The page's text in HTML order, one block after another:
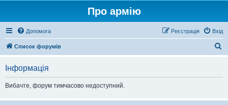
Про армію
Допомога Вхід
Реєстрація
Список форумів
Інформація
Вибачте, форум тимчасово недоступний.